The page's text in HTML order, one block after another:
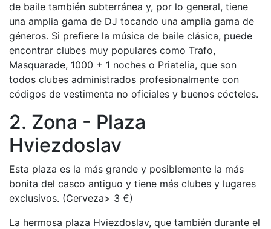
de baile también subterránea y, por lo general, tiene
una amplia gama de DJ tocando una amplia gama de
géneros. Si prefiere la música de baile clásica, puede
encontrar clubes muy populares como Trafo,
Masquarade, 1000 + 1 noches o Priatelia, que son
todos clubes administrados profesionalmente con
códigos de vestimenta no oficiales y buenos cócteles.
2. Zona - Plaza
Hviezdoslav
Esta plaza es la más grande y posiblemente la más
bonita del casco antiguo y tiene más clubes y lugares
exclusivos. (Cerveza> 3 €)
La hermosa plaza Hviezdoslav, que también durante el